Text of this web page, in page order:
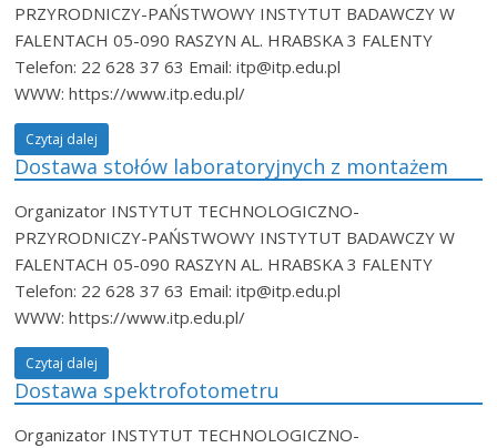
PRZYRODNICZY-PAŃSTWOWY INSTYTUT BADAWCZY W
FALENTACH 05-090 RASZYN AL. HRABSKA 3 FALENTY
Telefon: 22 628 37 63 Email: itp@itp.edu.pl
WWW: https://www.itp.edu.pl/
Czytaj dalej
Dostawa stołów laboratoryjnych z montażem
Organizator INSTYTUT TECHNOLOGICZNO-
PRZYRODNICZY-PAŃSTWOWY INSTYTUT BADAWCZY W
FALENTACH 05-090 RASZYN AL. HRABSKA 3 FALENTY
Telefon: 22 628 37 63 Email: itp@itp.edu.pl
WWW: https://www.itp.edu.pl/
Czytaj dalej
Dostawa spektrofotometru
Organizator INSTYTUT TECHNOLOGICZNO-